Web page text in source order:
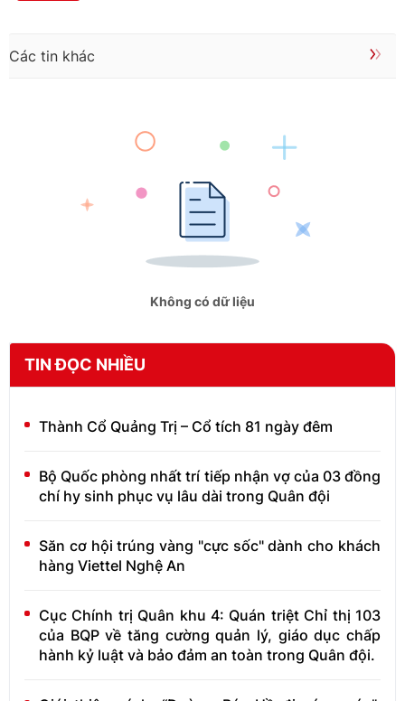
Các tin khác
Không có dữ liệu
TIN ĐỌC NHIỀU
Thành Cổ Quảng Trị – Cổ tích 81 ngày đêm
Bộ Quốc phòng nhất trí tiếp nhận vợ của 03 đồng
chí hy sinh phục vụ lâu dài trong Quân đội
Săn cơ hội trúng vàng "cực sốc" dành cho khách
hàng Viettel Nghệ An
Cục Chính trị Quân khu 4: Quán triệt Chỉ thị 103
của BQP về tăng cường quản lý, giáo dục chấp
hành kỷ luật và bảo đảm an toàn trong Quân đội.